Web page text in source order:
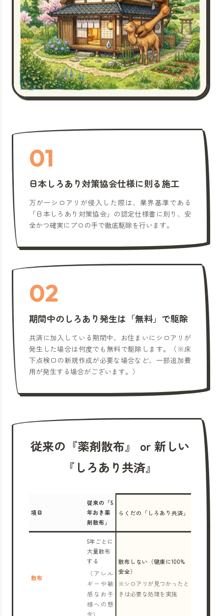
01
日本しろあり対策協会仕様に則る施工
万が一シロアリが侵入した際は、業界基準である
「日本しろあり対策協会」の認定仕様書に則り、安
全かつ確実にプロの手で徹底駆除を行います。
02
期間中のしろあり発生は「無料」で駆除
共済に加入している期間中、お住まいにシロアリが
発生した場合は何度でも無料で駆除します。（※床
下点検口の新規作成が必要な場合など、一部追加費
用が発生する場合がございます。）
従来の『薬剤散布』 or 新しい
『しろあり共済』
項目
従来の「5
年おき薬
剤散布」
らくだの「しろあり共済」
散布
5年ごとに
大量散布
する
（アレル
ギーや敏
感なお子
様への懸
念）
散布しない（健康に100%
安全）
※シロアリが見つかったと
きは必要な処理を実施